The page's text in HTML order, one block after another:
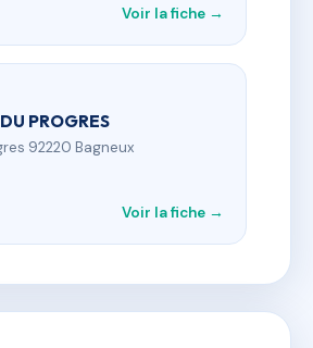
Voir la fiche →
PROGRES
92220 Bagneux
Voir la fiche →